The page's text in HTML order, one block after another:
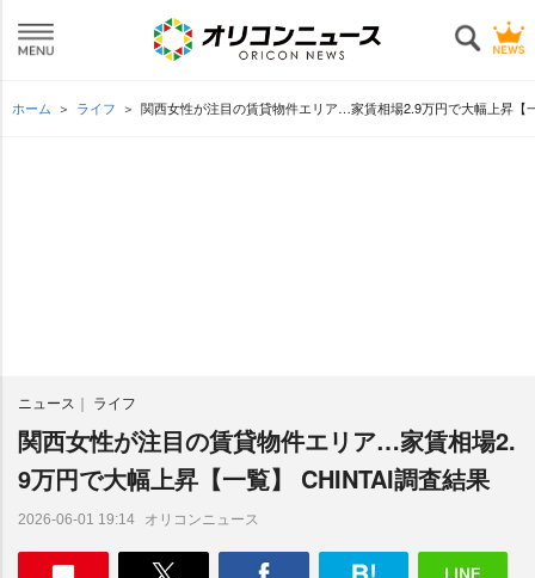
ホーム ライフ 関西女性が注目の賃貸物件エリア…家賃相場2.9万円で大幅上昇【
ニュース ライフ
関西女性が注目の賃貸物件エリア…家賃相場2.
9万円で大幅上昇【一覧】 CHINTAI調査結果
2026-06-01 19:14 オリコンニュース